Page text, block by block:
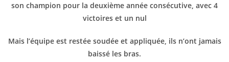
son champion pour la deuxième année consécutive, avec 4
victoires et un nul
Mais l’équipe est restée soudée et appliquée, ils n’ont jamais
baissé les bras.